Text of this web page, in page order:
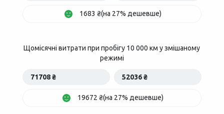
1683 ₴(на 27% дешевше)
Щомісячні витрати при пробігу 10 000 км у змішаному
режимі
71708 ₴ 52036 ₴
19672 ₴(на 27% дешевше)